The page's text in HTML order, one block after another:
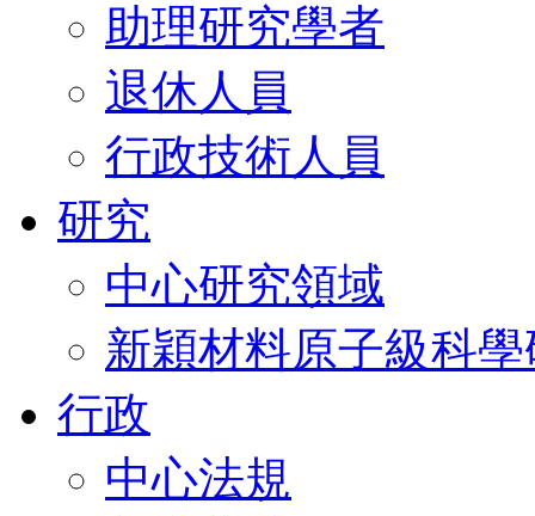
助理研究學者
退休人員
行政技術人員
研究
中心研究領域
新穎材料原子級科
行政
中心法規